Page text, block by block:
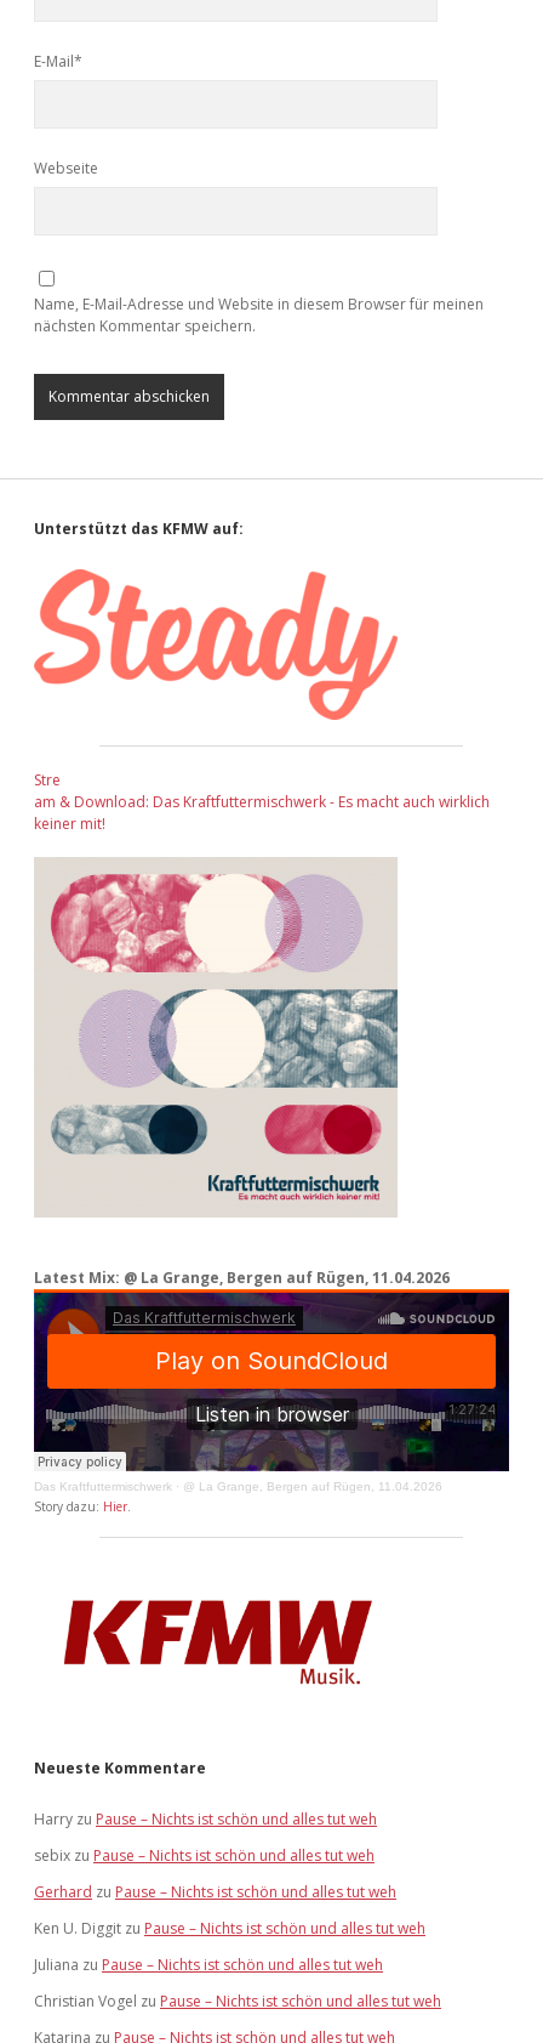
E-Mail*
Webseite
Name, E-Mail-Adresse und Website in diesem Browser für meinen
nächsten Kommentar speichern.
Sidebar
Unterstützt das KFMW auf:
Stre
am & Download: Das Kraftfuttermischwerk - Es macht auch wirklich
keiner mit!
Latest Mix: @ La Grange, Bergen auf Rügen, 11.04.2026
Das Kraftfuttermischwerk · @ La Grange, Bergen auf Rügen, 11.04.2026
Story dazu: Hier.
Neueste Kommentare
Harry zu Pause – Nichts ist schön und alles tut weh
sebix zu Pause – Nichts ist schön und alles tut weh
Gerhard zu Pause – Nichts ist schön und alles tut weh
Ken U. Diggit zu Pause – Nichts ist schön und alles tut weh
Juliana zu Pause – Nichts ist schön und alles tut weh
Christian Vogel zu Pause – Nichts ist schön und alles tut weh
Katarina zu Pause – Nichts ist schön und alles tut weh